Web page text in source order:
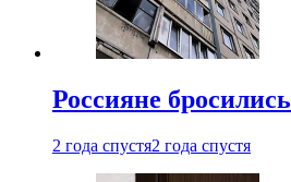
Россияне
2 года спустя2 года спустя